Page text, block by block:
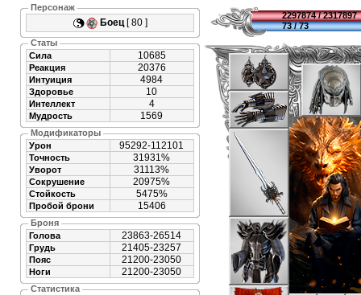
Боец [ 80 ]
Персонаж
2297874 / 2317897
73 / 73
Сила 10685
Реакция 20376
Интуиция 4984
Здоровье 10
Интеллект 4
Мудрость 1569
Статы
Урон 95292-112101
Точность 31931%
Уворот 31113%
Сокрушение 20975%
Стойкость 5475%
Пробой брони 15406
Модификаторы
Голова 23863-26514
Грудь 21405-23257
Пояс 21200-23050
Ноги 21200-23050
Броня
Статистика